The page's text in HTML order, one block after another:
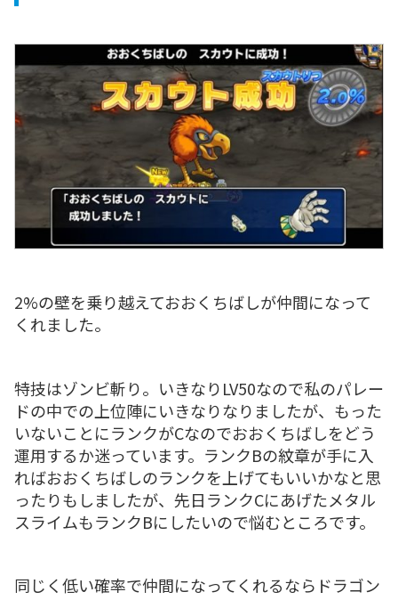
2%の壁を乗り越えておおくちばしが仲間になって
くれました。
特技はゾンビ斬り。いきなりLV50なので私のパレー
ドの中での上位陣にいきなりなりましたが、もった
いないことにランクがCなのでおおくちばしをどう
運用するか迷っています。ランクBの紋章が手に入
ればおおくちばしのランクを上げてもいいかなと思
ったりもしましたが、先日ランクCにあげたメタル
スライムもランクBにしたいので悩むところです。
同じく低い確率で仲間になってくれるならドラゴン